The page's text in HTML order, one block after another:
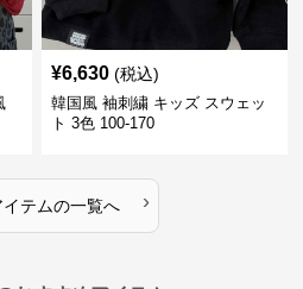
¥6,630 (税込)
韓国風 袖刺繍 キッズ スウェッ
ト 3色 100-170
イテムの一覧へ ›